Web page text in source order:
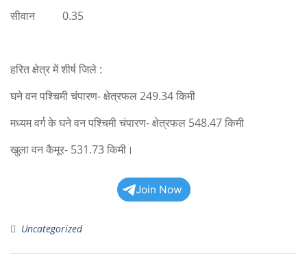
सीवान 0.35
हरित क्षेत्र में शीर्ष जिले :
घने वन पश्चिमी चंपारण- क्षेत्रफल 249.34 किमी
मध्यम वर्ग के घने वन पश्चिमी चंपारण- क्षेत्रफल 548.47 किमी
खुला वन कैमूर- 531.73 किमी।
Join Now
Uncategorized